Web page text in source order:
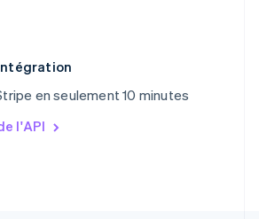
en seulement 10 minutes
l'API